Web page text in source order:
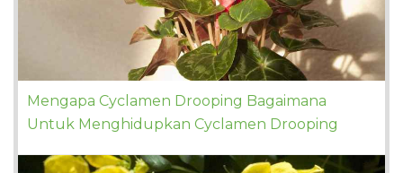
Mengapa Cyclamen Drooping Bagaimana
Untuk Menghidupkan Cyclamen Drooping